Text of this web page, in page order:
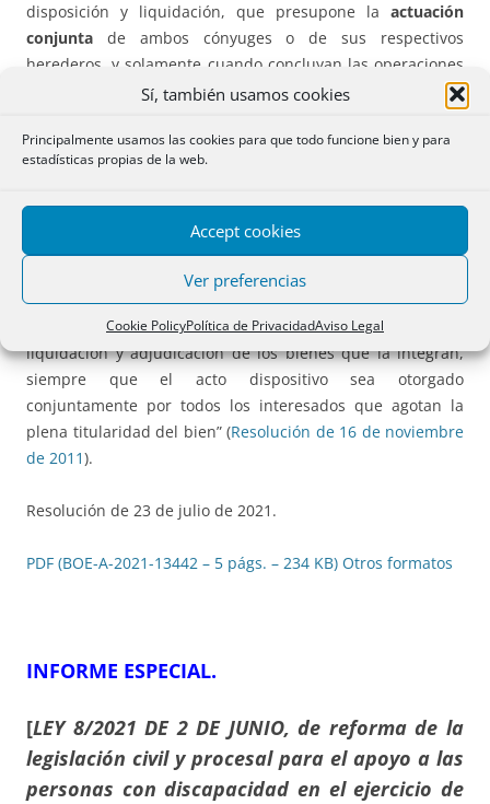
Sí, también usamos cookies
Principalmente usamos las cookies para que todo funcione bien y para
estadísticas propias de la web.
Accept cookies
Ver preferencias
Cookie PolicyPolítica de PrivacidadAviso Legal
disposición y liquidación, que presupone la actuación
conjunta de ambos cónyuges o de sus respectivos
herederos, y solamente cuando concluyan las operaciones
liquidatorias, esta cuota sobre el todo cederá su lugar a las
ellos se le adjudiquen en las operaciones liquidatorias”.
liquidación de la disuelta sociedad de gananciales
«Se puede disponer de bienes singulares y concretos
pertenecientes a una herencia –como los de una
comunidad postganancial–, sin necesidad de previa
liquidación y adjudicación de los bienes que la integran,
siempre que el acto dispositivo sea otorgado
conjuntamente por todos los interesados que agotan la
plena titularidad del bien” (Resolución de 16 de noviembre
de 2011).
Resolución de 23 de julio de 2021.
PDF (BOE-A-2021-13442 – 5 págs. – 234 KB) Otros formatos
INFORME ESPECIAL.
[LEY 8/2021 DE 2 DE JUNIO, de reforma de la
legislación civil y procesal para el apoyo a las
personas con discapacidad en el ejercicio de